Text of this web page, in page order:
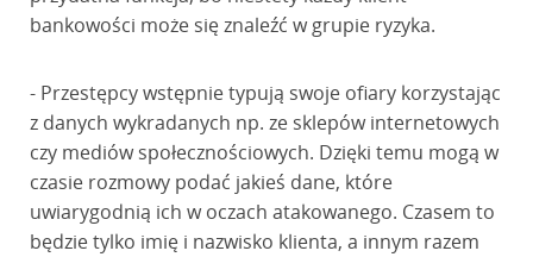
bankowości może się znaleźć w grupie ryzyka.
- Przestępcy wstępnie typują swoje ofiary korzystając
z danych wykradanych np. ze sklepów internetowych
czy mediów społecznościowych. Dzięki temu mogą w
czasie rozmowy podać jakieś dane, które
uwiarygodnią ich w oczach atakowanego. Czasem to
będzie tylko imię i nazwisko klienta, a innym razem